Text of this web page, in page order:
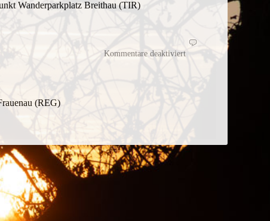
Wanderparkplatz Breithau (TIR)
Kommentare deaktiviert
für
Von
Schachten,
(REG)